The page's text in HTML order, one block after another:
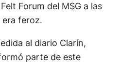
Forum del MSG a las
feroz.
al diario Clarín,
parte de este